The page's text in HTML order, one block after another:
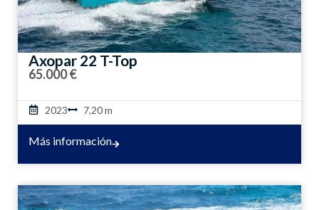
Axopar 22 T-Top
65.000 €
2023 7,20 m
Más información